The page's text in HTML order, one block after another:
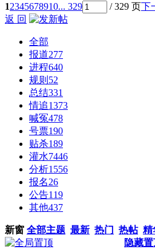
12345678910... 329 / 329 页下
返 回
全部
报道277
进程640
规则 52
总结331
情追1373
喊冤478
号票190
贴杀189
灌水7446
分析1556
报名26
公告119
其他437
新窗 全部主题 最新 热门 热帖 精
隐藏